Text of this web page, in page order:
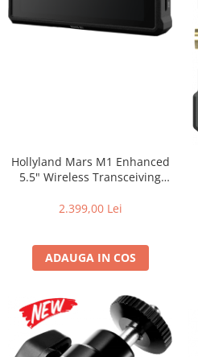
Hollyland Mars M1 Enhanced
5.5" Wireless Transceiving
2.399,00 Lei
ADAUGA IN COS